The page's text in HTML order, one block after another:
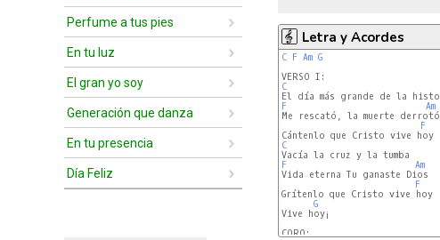
Perfume a tus pies
En tu luz
El gran yo soy
Generación que danza
En tu presencia
Día Feliz
Letra y Acordes
C F Am G
C
F
Am
Me rescató, la muerte derrotó
F
C
F
Am
Vida eterna Tu ganaste Dios
F
Grítenlo que Cristo vive hoy
G
Vive hoy¡